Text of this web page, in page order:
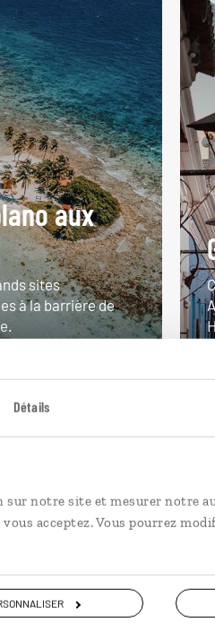
Détails
notre site et mesurer notre
acceptez. Vous pourrez
aux
sites
à la barrière de
VOYAGE AU GUATEMALA